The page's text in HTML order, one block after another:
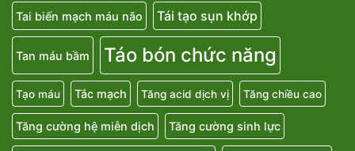
Tai biến mạch máu não Tái tạo sụn khớp
Tan máu bầm Táo bón chức năng
Tạo máu Tắc mạch Tăng acid dịch vị Tăng chiều cao
Tăng cường hệ miễn dịch Tăng cường sinh lực